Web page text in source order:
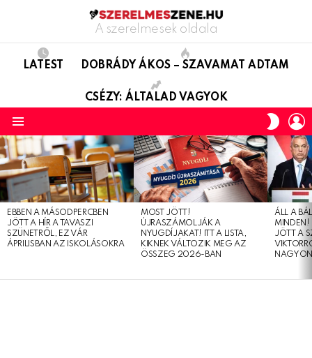
A szerelmesek oldala
LATEST DOBRÁDY ÁKOS – SZAVAMAT ADTAM
CSÉZY: ÁLTALAD VAGYOK
SKIN
LATEST
STORIES
EBBEN A MÁSODPERCBEN
JÖTT A HÍR A TAVASZI
SZÜNETRŐL, EZ VÁR
ÁPRILISBAN AZ ISKOLÁSOKRA
MOST JÖTT!
ÚJRASZÁMOLJÁK A
NYUGDÍJAKAT! ITT A LISTA,
KIKNEK VÁLTOZIK MEG AZ
ÖSSZEG 2026-BAN
ÁLL A
MINDEN!
JÖTT A